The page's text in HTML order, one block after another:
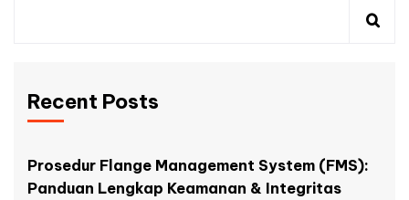
Recent Posts
Prosedur Flange Management System (FMS):
Panduan Lengkap Keamanan & Integritas